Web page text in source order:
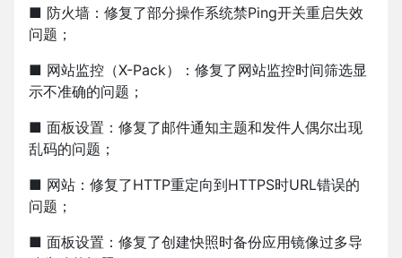
■ 防火墙：修复了部分操作系统禁Ping开关重启失效
问题；
■ 网站监控（X-Pack）：修复了网站监控时间筛选显
示不准确的问题；
■ 面板设置：修复了邮件通知主题和发件人偶尔出现
乱码的问题；
■ 网站：修复了HTTP重定向到HTTPS时URL错误的
问题；
■ 面板设置：修复了创建快照时备份应用镜像过多导